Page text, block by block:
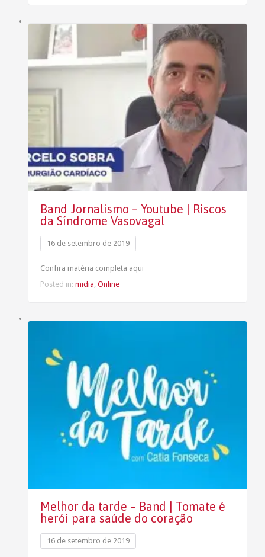
Band Jornalismo – Youtube | Riscos
da Síndrome Vasovagal
16 de setembro de 2019
Confira matéria completa aqui
Posted in: midia Online
Melhor da tarde – Band | Tomate é
herói para saúde do coração
16 de setembro de 2019